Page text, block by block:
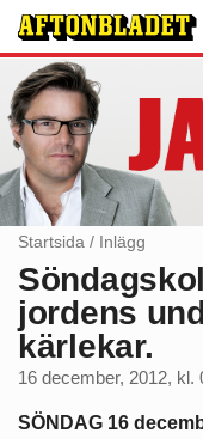
Startsida / Inlägg
jordens
kärlekar.
16 december, 2012, kl.
SÖNDAG 16